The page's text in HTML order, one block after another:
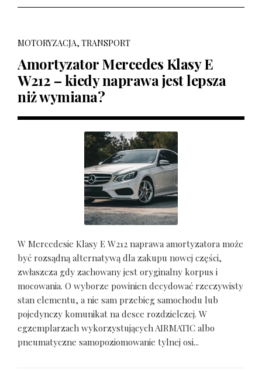
MOTORYZACJA, TRANSPORT
Amortyzator Mercedes Klasy E
W212 – kiedy naprawa jest lepsza
niż wymiana?
W Mercedesie Klasy E W212 naprawa amortyzatora może
być rozsądną alternatywą dla zakupu nowej części,
zwłaszcza gdy zachowany jest oryginalny korpus i
mocowania. O wyborze powinien decydować rzeczywisty
stan elementu, a nie sam przebieg samochodu lub
pojedynczy komunikat na desce rozdzielczej. W
egzemplarzach wykorzystujących AIRMATIC albo
pneumatyczne samopoziomowanie tylnej osi...